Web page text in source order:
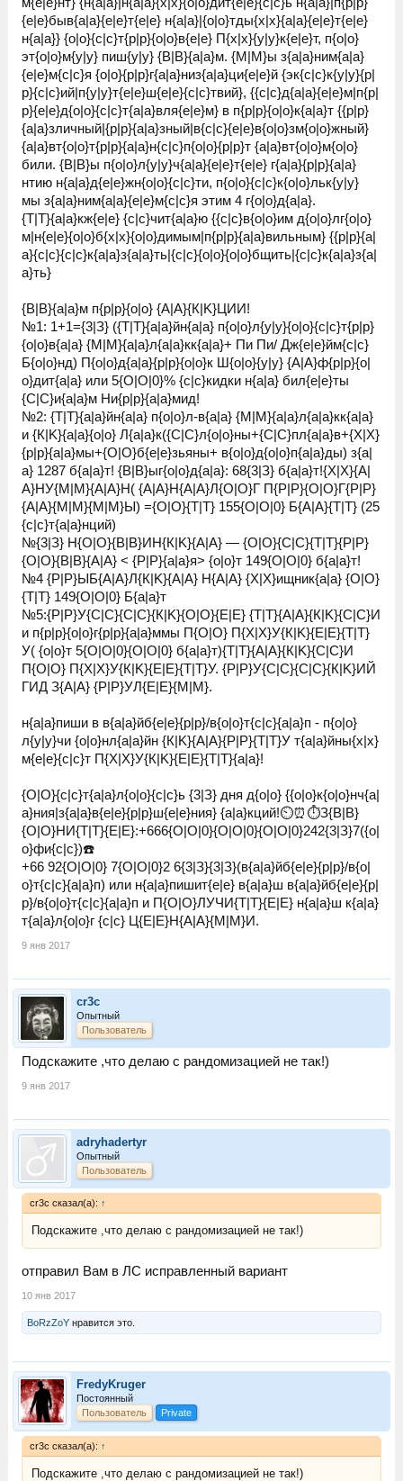
{е|e}быв{a|а}{е|e}т{е|e} н{a|а}|{o|о}тды{x|х}{a|а}{е|e}т{е|e}
н{a|а}} {o|о}{с|c}т{p|р}{o|о}в{е|e} П{x|х}{у|y}к{е|e}т, п{o|о}
эт{o|о}м{у|y} пиш{у|y} {В|B}{a|а}м. {M|М}ы з{a|а}ним{a|а}
{е|e}м{с|c}я {o|о}{p|р}г{a|а}низ{a|а}ци{е|e}й {эк{с|c}к{у|y}{p|
р}{с|c}ий|п{у|y}т{е|e}ш{е|e}{с|c}твий}, {{с|c}д{a|а}{е|e}м|п{p|
р}{е|e}д{o|о}{с|c}т{a|а}вля{е|e}м} в п{p|р}{o|о}к{a|а}т {{p|р}
{a|а}зличный|{p|р}{a|а}зный|в{с|c}{е|e}в{o|о}зм{o|о}жный}
{a|а}вт{o|о}т{p|р}{a|а}н{с|c}п{o|о}{p|р}т {a|а}вт{o|о}м{o|о}
били. {В|B}ы п{o|о}л{у|y}ч{a|а}{е|e}т{е|e} г{a|а}{p|р}{a|а}
нтию н{a|а}д{е|e}жн{o|о}{с|c}ти, п{o|о}{с|c}к{o|о}льк{у|y}
мы з{a|а}ним{a|а}{е|e}м{с|c}я этим 4 г{o|о}д{a|а}.
{Т|T}{a|а}кж{е|e} {с|c}чит{a|а}ю {{с|c}в{o|о}им д{o|о}лг{o|о}
м|н{е|e}{o|о}б{x|х}{o|о}димым|п{p|р}{a|а}вильным} {{p|р}{a|
а}{с|c}{с|c}к{a|а}з{a|а}ть|{с|c}{o|о}{o|о}бщить|{с|c}к{a|а}з{a|
а}ть}
{В|B}{a|а}м п{p|р}{o|о} {A|А}{К|K}ЦИИ!
№1: 1+1={3|З} ({Т|T}{a|а}йн{a|а} п{o|о}л{у|y}{o|о}{с|c}т{p|р}
{o|о}в{a|а} {M|М}{a|а}л{a|а}кк{a|а}+ Пи Пи/ Дж{е|e}йм{с|c}
Б{o|о}нд) П{o|о}д{a|а}{p|р}{o|о}к Ш{o|о}{у|y} {A|А}ф{p|р}{o|
о}дит{a|а} или 5{О|O|0}% {с|c}кидки н{a|а} бил{е|e}ты
{С|C}и{a|а}м Ни{p|р}{a|а}мид!
№2: {Т|T}{a|а}йн{a|а} п{o|о}л-в{a|а} {M|М}{a|а}л{a|а}кк{a|а}
и {К|K}{a|а}{o|о} Л{a|а}к({С|C}л{o|о}ны+{С|C}пл{a|а}в+{Х|X}
{p|р}{a|а}мы+{О|O}б{е|e}зьяны+ в{o|о}д{o|о}п{a|а}ды) з{a|
а} 1287 б{a|а}т! {В|B}ыг{o|о}д{a|а}: 68{3|З} б{a|а}т!{Х|X}{A|
А}НУ{M|М}{A|А}Н( {A|А}Н{A|А}Л{О|O}Г П{Р|P}{О|O}Г{Р|P}
{A|А}{M|М}{M|М}Ы) ={О|O}{Т|T} 155{О|O|0} Б{A|А}{Т|T} (25
{с|c}т{a|а}нций)
№{3|З} Н{О|O}{В|B}ИН{К|K}{A|А} — {О|O}{С|C}{Т|T}{Р|P}
{О|O}{В|B}{A|А} < {Р|P}{a|а}я> {o|о}т 149{О|O|0} б{a|а}т!
№4 {Р|P}ЫБ{A|А}Л{К|K}{A|А} Н{A|А} {Х|X}ищник{a|а} {О|O}
{Т|T} 149{О|O|0} Б{a|а}т
№5:{Р|P}У{С|C}{С|C}{К|K}{О|O}{E|Е} {Т|T}{A|А}{К|K}{С|C}И
и п{p|р}{o|о}г{p|р}{a|а}ммы П{О|O} П{Х|X}У{К|K}{E|Е}{Т|T}
У( {o|о}т 5{О|O|0}{О|O|0} б{a|а}т){Т|T}{A|А}{К|K}{С|C}И
П{О|O} П{Х|X}У{К|K}{E|Е}{Т|T}У. {Р|P}У{С|C}{С|C}{К|K}ИЙ
ГИД З{A|А} {Р|P}УЛ{E|Е}{M|М}.
н{a|а}пиши в в{a|а}йб{е|e}{p|р}/в{o|о}т{с|c}{a|а}п - п{o|о}
л{у|y}чи {o|о}нл{a|а}йн {К|K}{A|А}{Р|P}{Т|T}У т{a|а}йны{x|х}
м{е|e}{с|c}т П{Х|X}У{К|K}{E|Е}{Т|T}{a|а}!
{О|O}{с|c}т{a|а}л{o|о}{с|c}ь {3|З} дня д{o|о} {{o|о}к{o|о}нч{a|
а}ния|з{a|а}в{е|e}{p|р}ш{е|e}ния} {a|а}кций!⏲⏰⏱З{В|B}
{О|O}НИ{Т|T}{E|Е}:+666{О|O|0}{О|O|0}{О|O|0}242{3|З}7({o|
о}фи{с|c})☎️
+66 92{О|O|0} 7{О|O|0}2 6{3|З}{3|З}(в{a|а}йб{е|e}{p|р}/в{o|
о}т{с|c}{a|а}п) или н{a|а}пишит{е|e} в{a|а}ш в{a|а}йб{е|e}{p|
р}/в{o|о}т{с|c}{a|а}п и П{О|O}ЛУЧИ{Т|T}{E|Е} н{a|а}ш к{a|а}
т{a|а}л{o|о}г {с|c} Ц{E|Е}Н{A|А}{M|М}И.
9 янв 2017
cr3c
Опытный
Пользователь
Подскажите ,что делаю с рандомизацией не так!)
9 янв 2017
adryhadertyr
Опытный
Пользователь
cr3c сказал(а): ↑
Подскажите ,что делаю с рандомизацией не так!)
отправил Вам в ЛС исправленный вариант
10 янв 2017
BoRzZoY нравится это.
FredyKruger
Постоянный
Пользователь
Private
cr3c сказал(а): ↑
Подскажите ,что делаю с рандомизацией не так!)